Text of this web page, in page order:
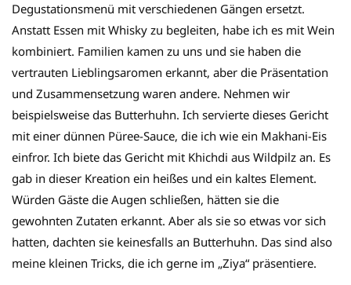
Degustationsmenü mit verschiedenen Gängen ersetzt.
Anstatt Essen mit Whisky zu begleiten, habe ich es mit Wein
kombiniert. Familien kamen zu uns und sie haben die
vertrauten Lieblingsaromen erkannt, aber die Präsentation
und Zusammensetzung waren andere. Nehmen wir
beispielsweise das Butterhuhn. Ich servierte dieses Gericht
mit einer dünnen Püree-Sauce, die ich wie ein Makhani-Eis
einfror. Ich biete das Gericht mit Khichdi aus Wildpilz an. Es
gab in dieser Kreation ein heißes und ein kaltes Element.
Würden Gäste die Augen schließen, hätten sie die
gewohnten Zutaten erkannt. Aber als sie so etwas vor sich
hatten, dachten sie keinesfalls an Butterhuhn. Das sind also
meine kleinen Tricks, die ich gerne im „Ziya“ präsentiere.